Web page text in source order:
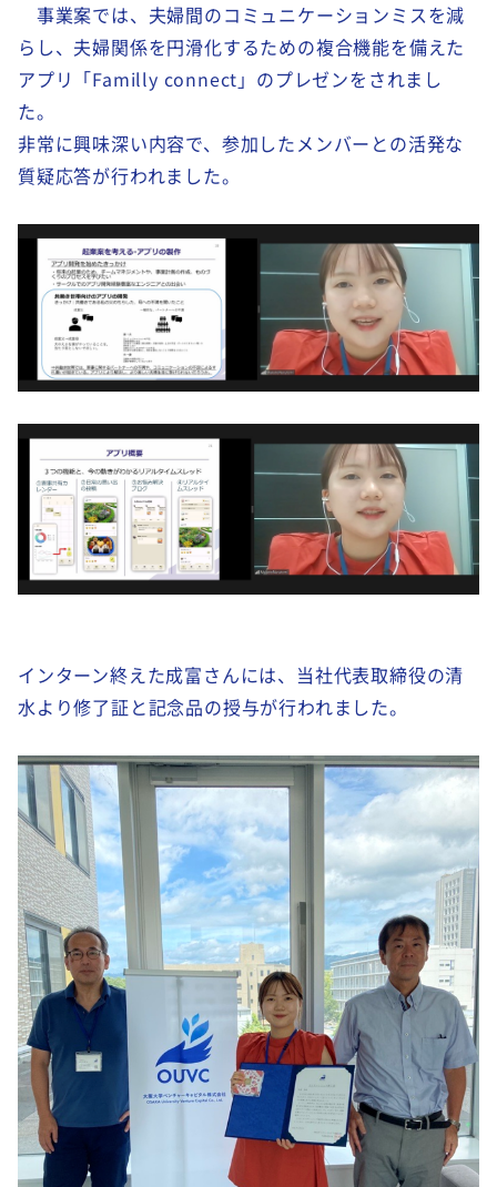
事業案では、夫婦間のコミュニケーションミスを減
らし、夫婦関係を円滑化するための複合機能を備えた
アプリ「Familly connect 」のプレゼンをされまし
た。
非常に興味深い内容で、参加したメンバーとの活発な
質疑応答が行われました。
インターン終えた成富さんには、当社代表取締役の清
水より修了証と記念品の授与が行われました。